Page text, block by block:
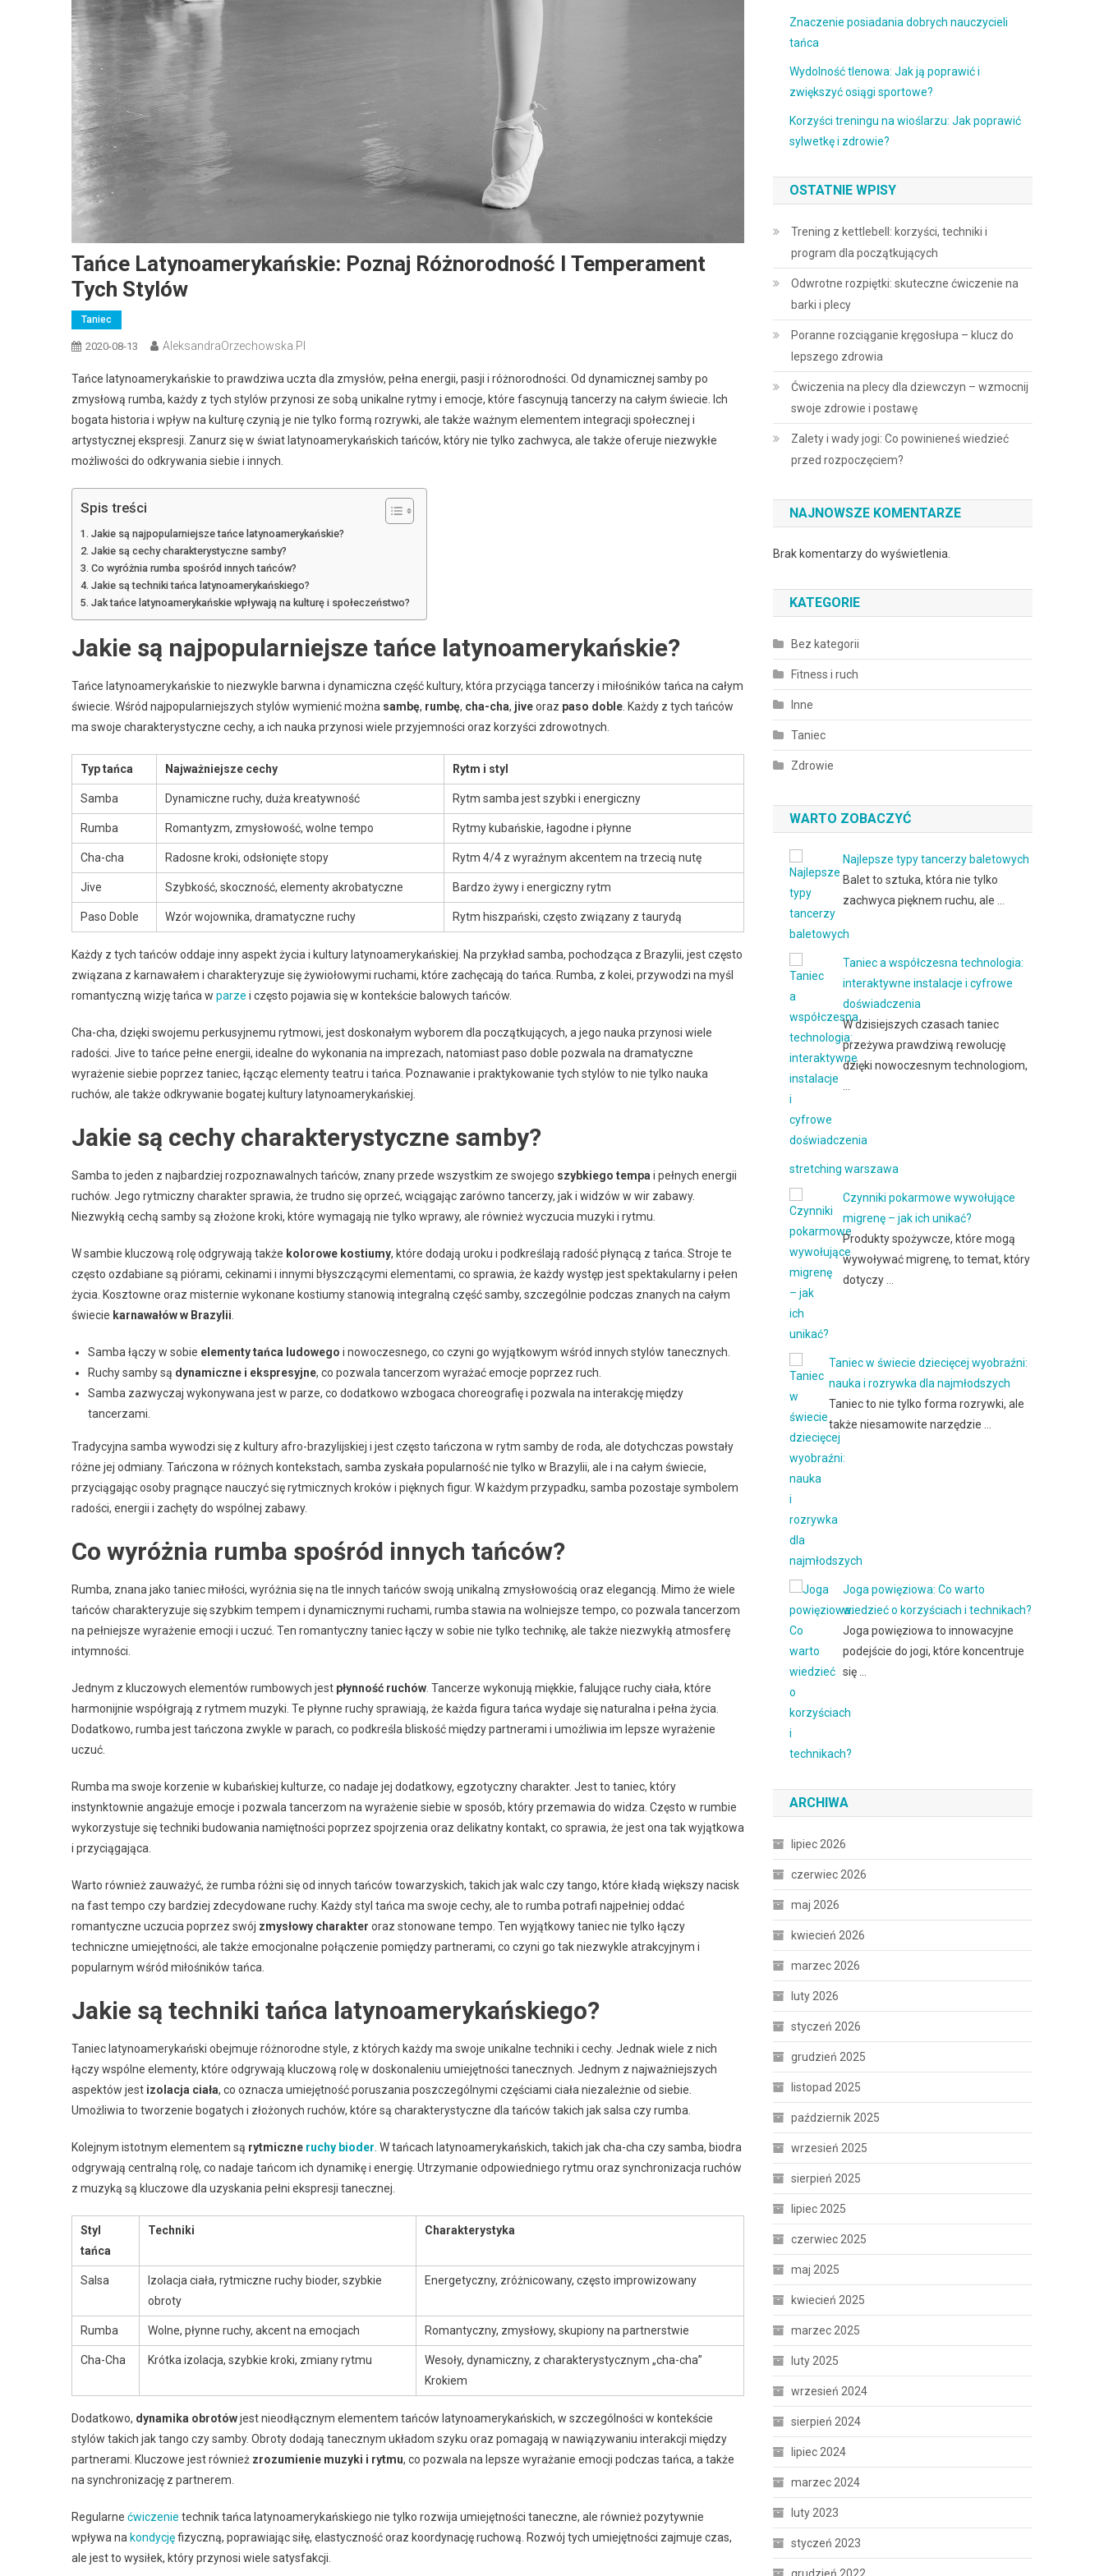
Tańce Latynoamerykańskie: Poznaj Różnorodność I Temperament
Tych Stylów
Taniec
2020-08-13 AleksandraOrzechowska.pl
Tańce latynoamerykańskie to prawdziwa uczta dla zmysłów, pełna energii, pasji i różnorodności. Od dynamicznej samby po
zmysłową rumba, każdy z tych stylów przynosi ze sobą unikalne rytmy i emocje, które fascynują tancerzy na całym świecie. Ich
bogata historia i wpływ na kulturę czynią je nie tylko formą rozrywki, ale także ważnym elementem integracji społecznej i
artystycznej ekspresji. Zanurz się w świat latynoamerykańskich tańców, który nie tylko zachwyca, ale także oferuje niezwykłe
możliwości do odkrywania siebie i innych.
Spis treści
Jakie są najpopularniejsze tańce latynoamerykańskie?
Jakie są cechy charakterystyczne samby?
Co wyróżnia rumba spośród innych tańców?
Jakie są techniki tańca latynoamerykańskiego?
Jak tańce latynoamerykańskie wpływają na kulturę i społeczeństwo?
Jakie są najpopularniejsze tańce latynoamerykańskie?
Tańce latynoamerykańskie to niezwykle barwna i dynamiczna część kultury, która przyciąga tancerzy i miłośników tańca na całym
świecie. Wśród najpopularniejszych stylów wymienić można sambę, rumbę, cha-cha, jiveoraz paso doble . Każdy z tych tańców
ma swoje charakterystyczne cechy, a ich nauka przynosi wiele przyjemności oraz korzyści zdrowotnych.
Typ tańca Najważniejsze cechy Rytm i styl
Samba Dynamiczne ruchy, duża kreatywność Rytm samba jest szybki i energiczny
Rumba Romantyzm, zmysłowość, wolne tempo Rytmy kubańskie, łagodne i płynne
Cha-cha Radosne kroki, odsłonięte stopy Rytm 4/4 z wyraźnym akcentem na trzecią nutę
Jive Szybkość, skoczność, elementy akrobatyczne Bardzo żywy i energiczny rytm
Paso Doble Wzór wojownika, dramatyczne ruchy Rytm hiszpański, często związany z taurydą
Każdy z tych tańców oddaje inny aspekt życia i kultury latynoamerykańskiej. Na przykład samba, pochodząca z Brazylii, jest często
związana z karnawałem i charakteryzuje się żywiołowymi ruchami, które zachęcają do tańca. Rumba, z kolei, przywodzi na myśl
romantyczną wizję tańca w parze i często pojawia się w kontekście balowych tańców.
Cha-cha, dzięki swojemu perkusyjnemu rytmowi, jest doskonałym wyborem dla początkujących, a jego nauka przynosi wiele
radości. Jive to tańce pełne energii, idealne do wykonania na imprezach, natomiast paso doble pozwala na dramatyczne
wyrażenie siebie poprzez taniec, łącząc elementy teatru i tańca. Poznawanie i praktykowanie tych stylów to nie tylko nauka
ruchów, ale także odkrywanie bogatej kultury latynoamerykańskiej.
Jakie są cechy charakterystyczne samby?
Samba to jeden z najbardziej rozpoznawalnych tańców, znany przede wszystkim ze swojego szybkiego tempa i pełnych energii
ruchów. Jego rytmiczny charakter sprawia, że trudno się oprzeć, wciągając zarówno tancerzy, jak i widzów w wir zabawy.
Niezwykłą cechą samby są złożone kroki, które wymagają nie tylko wprawy, ale również wyczucia muzyki i rytmu.
W sambie kluczową rolę odgrywają także kolorowe kostiumy, które dodają uroku i podkreślają radość płynącą z tańca. Stroje te
często ozdabiane są piórami, cekinami i innymi błyszczącymi elementami, co sprawia, że każdy występ jest spektakularny i pełen
życia. Kosztowne oraz misternie wykonane kostiumy stanowią integralną część samby, szczególnie podczas znanych na całym
świecie karnawałów w Brazylii
Samba łączy w sobie elementy tańca ludowego i nowoczesnego, co czyni go wyjątkowym wśród innych stylów tanecznych.
Ruchy samby są dynamiczne i ekspresyjne, co pozwala tancerzom wyrażać emocje poprzez ruch.
Samba zazwyczaj wykonywana jest w parze, co dodatkowo wzbogaca choreografię i pozwala na interakcję między
tancerzami.
Tradycyjna samba wywodzi się z kultury afro-brazylijskiej i jest często tańczona w rytm samby de roda, ale dotychczas powstały
różne jej odmiany. Tańczona w różnych kontekstach, samba zyskała popularność nie tylko w Brazylii, ale i na całym świecie,
przyciągając osoby pragnące nauczyć się rytmicznych kroków i pięknych figur. W każdym przypadku, samba pozostaje symbolem
radości, energii i zachęty do wspólnej zabawy.
Co wyróżnia rumba spośród innych tańców?
Rumba, znana jako taniec miłości, wyróżnia się na tle innych tańców swoją unikalną zmysłowością oraz elegancją. Mimo że wiele
tańców charakteryzuje się szybkim tempem i dynamicznymi ruchami, rumba stawia na wolniejsze tempo, co pozwala tancerzom
na pełniejsze wyrażenie emocji i uczuć. Ten romantyczny taniec łączy w sobie nie tylko technikę, ale także niezwykłą atmosferę
intymności.
Jednym z kluczowych elementów rumbowych jest płynność ruchów . Tancerze wykonują miękkie, falujące ruchy ciała, które
harmonijnie współgrają z rytmem muzyki. Te płynne ruchy sprawiają, że każda figura tańca wydaje się naturalna i pełna życia.
Dodatkowo, rumba jest tańczona zwykle w parach, co podkreśla bliskość między partnerami i umożliwia im lepsze wyrażenie
uczuć.
Rumba ma swoje korzenie w kubańskiej kulturze, co nadaje jej dodatkowy, egzotyczny charakter. Jest to taniec, który
instynktownie angażuje emocje i pozwala tancerzom na wyrażenie siebie w sposób, który przemawia do widza. Często w rumbie
wykorzystuje się techniki budowania namiętności poprzez spojrzenia oraz delikatny kontakt, co sprawia, że jest ona tak wyjątkowa
i przyciągająca.
Warto również zauważyć, że rumba różni się od innych tańców towarzyskich, takich jak walc czy tango, które kładą większy nacisk
na fast tempo czy bardziej zdecydowane ruchy. Każdy styl tańca ma swoje cechy, ale to rumba potrafi najpełniej oddać
romantyczne uczucia poprzez swój zmysłowy charakter oraz stonowane tempo. Ten wyjątkowy taniec nie tylko łączy
techniczne umiejętności, ale także emocjonalne połączenie pomiędzy partnerami, co czyni go tak niezwykle atrakcyjnym i
popularnym wśród miłośników tańca.
Jakie są techniki tańca latynoamerykańskiego?
Taniec latynoamerykański obejmuje różnorodne style, z których każdy ma swoje unikalne techniki i cechy. Jednak wiele z nich
łączy wspólne elementy, które odgrywają kluczową rolę w doskonaleniu umiejętności tanecznych. Jednym z najważniejszych
aspektów jest izolacja ciała, co oznacza umiejętność poruszania poszczególnymi częściami ciała niezależnie od siebie.
Umożliwia to tworzenie bogatych i złożonych ruchów, które są charakterystyczne dla tańców takich jak salsa czy rumba.
Kolejnym istotnym elementem są rytmiczne ruchy bioder . W tańcach latynoamerykańskich, takich jak cha-cha czy samba, biodra
odgrywają centralną rolę, co nadaje tańcom ich dynamikę i energię. Utrzymanie odpowiedniego rytmu oraz synchronizacja ruchów
z muzyką są kluczowe dla uzyskania pełni ekspresji tanecznej.
Styl
tańca
Techniki Charakterystyka
Salsa
Izolacja ciała, rytmiczne ruchy bioder, szybkie
obroty
Energetyczny, zróżnicowany, często improwizowany
Rumba Wolne, płynne ruchy, akcent na emocjach Romantyczny, zmysłowy, skupiony na partnerstwie
Cha-Cha Krótka izolacja, szybkie kroki, zmiany rytmu
Wesoły, dynamiczny, z charakterystycznym „cha-cha”
Krokiem
Dodatkowo, dynamika obrotówjest nieodłącznym elementem tańców latynoamerykańskich, w szczególności w kontekście
stylów takich jak tango czy samby. Obroty dodają tanecznym układom szyku oraz pomagają w nawiązywaniu interakcji między
partnerami. Kluczowe jest również zrozumienie muzyki i rytmu, co pozwala na lepsze wyrażanie emocji podczas tańca, a także
na synchronizację z partnerem.
Regularne ćwiczenie technik tańca latynoamerykańskiego nie tylko rozwija umiejętności taneczne, ale również pozytywnie
wpływa na kondycjęfizyczną, poprawiając siłę, elastyczność oraz koordynację ruchową. Rozwój tych umiejętności zajmuje czas,
ale jest to wysiłek, który przynosi wiele satysfakcji.
Znaczenie posiadania dobrych nauczycieli
tańca
Wydolność tlenowa: Jak ją poprawić i
zwiększyć osiągi sportowe?
Korzyści treningu na wioślarzu: Jak poprawić
sylwetkę i zdrowie?
OSTATNIE WPISY
Trening z kettlebell: korzyści, techniki i
program dla początkujących
Odwrotne rozpiętki: skuteczne ćwiczenie na
barki i plecy
Poranne rozciąganie kręgosłupa – klucz do
lepszego zdrowia
Ćwiczenia na plecy dla dziewczyn – wzmocnij
swoje zdrowie i postawę
Zalety i wady jogi: Co powinieneś wiedzieć
przed rozpoczęciem?
NAJNOWSZE KOMENTARZE
Brak komentarzy do wyświetlenia.
KATEGORIE
Bez kategorii
Fitness i ruch
Inne
Taniec
Zdrowie
WARTO ZOBACZYĆ
Najlepsze typy tancerzy baletowych
Balet to sztuka, która nie tylko
zachwyca pięknem ruchu, ale …
Taniec a współczesna technologia:
interaktywne instalacje i cyfrowe
doświadczenia
W dzisiejszych czasach taniec
przeżywa prawdziwą rewolucję
dzięki nowoczesnym technologiom,
stretching warszawa
Czynniki pokarmowe wywołujące
migrenę – jak ich unikać?
Produkty spożywcze, które mogą
wywoływać migrenę, to temat, który
dotyczy …
Taniec w świecie dziecięcej wyobraźni:
nauka i rozrywka dla najmłodszych
Taniec to nie tylko forma rozrywki, ale
także niesamowite narzędzie …
Joga powięziowa: Co warto
wiedzieć o korzyściach i technikach?
Joga powięziowa to innowacyjne
podejście do jogi, które koncentruje
się …
ARCHIWA
lipiec 2026
czerwiec 2026
maj 2026
kwiecień 2026
marzec 2026
luty 2026
styczeń 2026
grudzień 2025
listopad 2025
październik 2025
wrzesień 2025
sierpień 2025
lipiec 2025
czerwiec 2025
maj 2025
kwiecień 2025
marzec 2025
luty 2025
wrzesień 2024
sierpień 2024
lipiec 2024
marzec 2024
luty 2023
styczeń 2023